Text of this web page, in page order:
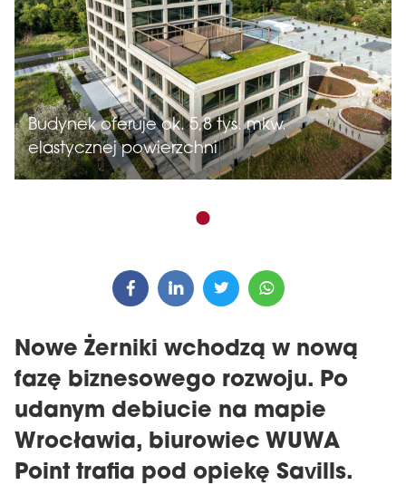
Budynek oferuje ok. 5,8 tys. mkw.
elastycznej powierzchni
Nowe Żerniki wchodzą w nową
fazę biznesowego rozwoju. Po
udanym debiucie na mapie
Wrocławia, biurowiec WUWA
Point trafia pod opiekę Savills.